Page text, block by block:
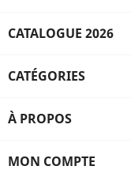
CATALOGUE 2026
CATÉGORIES
À PROPOS
MON COMPTE